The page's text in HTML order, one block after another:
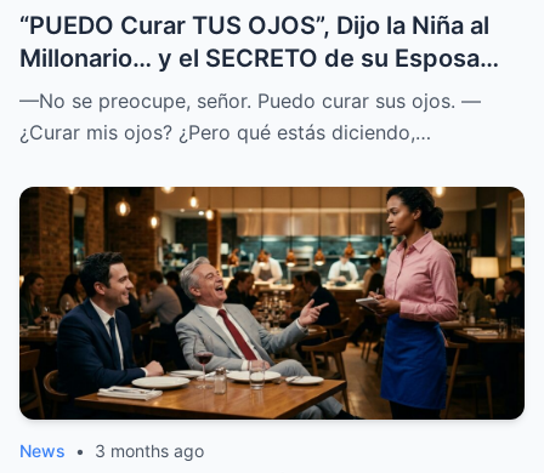
“PUEDO Curar TUS OJOS”, Dijo la Niña al
Millonario… y el SECRETO de su Esposa
SALIÓ a la LUZ
—No se preocupe, señor. Puedo curar sus ojos. —
¿Curar mis ojos? ¿Pero qué estás diciendo,…
News • 3 months ago